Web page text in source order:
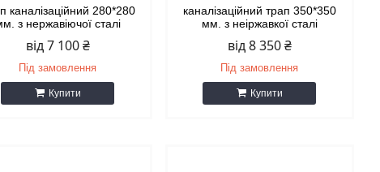
каналізаційний 280*280
з нержавіючої сталі
від 7 100 ₴
Під замовлення
Купити
каналізаційний трап 350*350
мм. з неіржавкої сталі
від 8 350 ₴
Під замовлення
Купити